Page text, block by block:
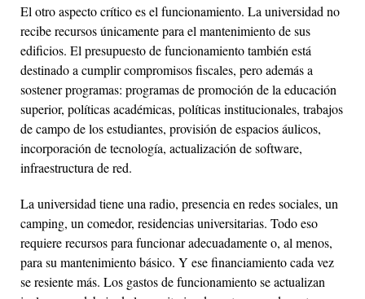
El otro aspecto crítico es el funcionamiento. La universidad no
recibe recursos únicamente para el mantenimiento de sus
edificios. El presupuesto de funcionamiento también está
destinado a cumplir compromisos fiscales, pero además a
sostener programas: programas de promoción de la educación
superior, políticas académicas, políticas institucionales, trabajos
de campo de los estudiantes, provisión de espacios áulicos,
incorporación de tecnología, actualización de software,
infraestructura de red.
La universidad tiene una radio, presencia en redes sociales, un
camping, un comedor, residencias universitarias. Todo eso
requiere recursos para funcionar adecuadamente o, al menos,
para su mantenimiento básico. Y ese financiamiento cada vez
se resiente más. Los gastos de funcionamiento se actualizan